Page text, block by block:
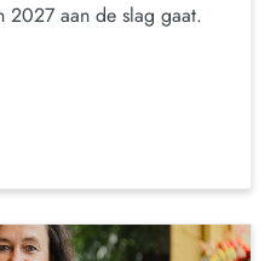
2027 aan de slag gaat.